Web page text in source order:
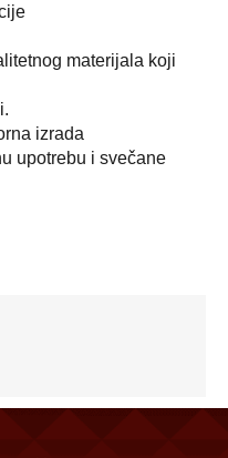
materijala koji
izrada
upotrebu i svečane